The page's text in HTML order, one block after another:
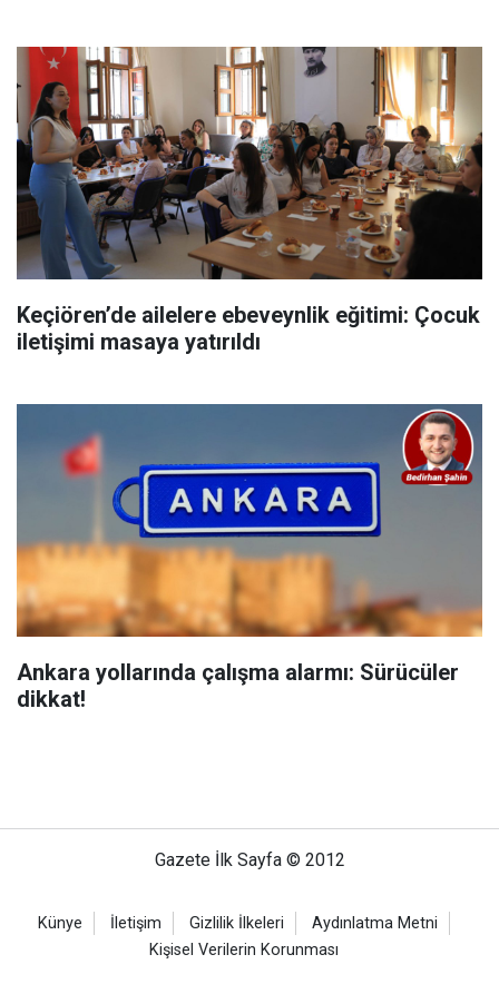
Keçiören’de ailelere ebeveynlik eğitimi: Çocuk
iletişimi masaya yatırıldı
Ankara yollarında çalışma alarmı: Sürücüler
dikkat!
Gazete İlk Sayfa © 2012
Künye İletişim Gizlilik İlkeleri
Aydınlatma Metni
Kişisel Verilerin Korunması